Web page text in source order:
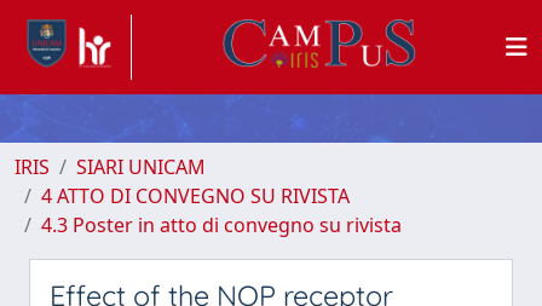
IRIS
SIARI UNICAM
4 ATTO DI CONVEGNO SU RIVISTA
4.3 Poster in atto di convegno su rivista
Effect of the NOP receptor